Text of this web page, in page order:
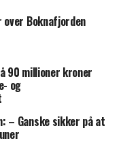
Boknafjorden
90 millioner kroner
og
– Ganske sikker på at